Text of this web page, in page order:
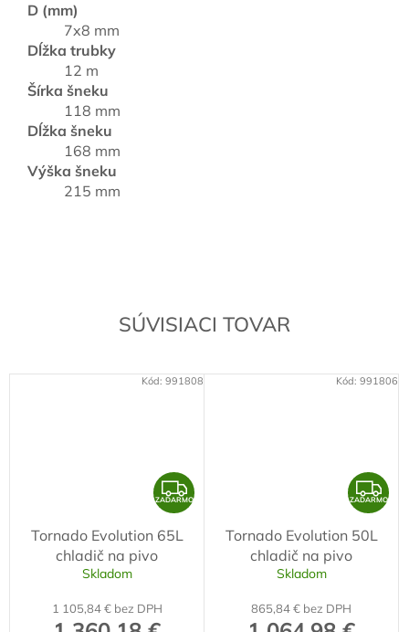
SÚVISIACI TOVAR
Z
A
ZADARMO
Tornado Evolution 65L
chladič na pivo
Skladom
1 105,84 € bez DPH
Kód: 991808
Z
A
ZADARMO
Tornado Evolution 50L
chladič na pivo
Skladom
865,84 € bez DPH
Kód: 991806
D (mm)
7x8 mm
Dĺžka trubky
12 m
Šírka šneku
118 mm
Dĺžka šneku
168 mm
Výška šneku
215 mm